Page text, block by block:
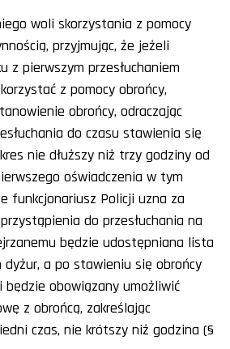
woli skorzystania z pomocy
przyjmując, że jeżeli
z pierwszym przesłuchaniem
z pomocy obrońcy,
obrońcy, odraczając
do czasu stawienia się
nie dłuższy niż trzy godziny od
oświadczenia w tym
funkcjonariusz Policji uzna za
do przesłuchania na
będzie udostępniana lista
dyżur, a po stawieniu się obrońcy
będzie obowiązany umożliwić
z obrońcą, zakreślając
czas, nie krótszy niż godzina (§